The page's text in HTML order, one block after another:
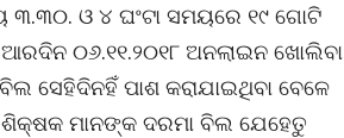
ଓ ୪ ଘଂଟା ସମୟରେ ୧୯ ଗୋଟି
୦୬.୧୧.୨୦୧୮ ଅନଲାଇନ ଖୋଲିବା
ସେହିଦିନହିଁ ପାଶ କରାଯାଇଥିବା ବେଳେ
ଶିକ୍ଷକ ମାନଙ୍କ ଦରମା ବିଲ ଯେହେତୁ